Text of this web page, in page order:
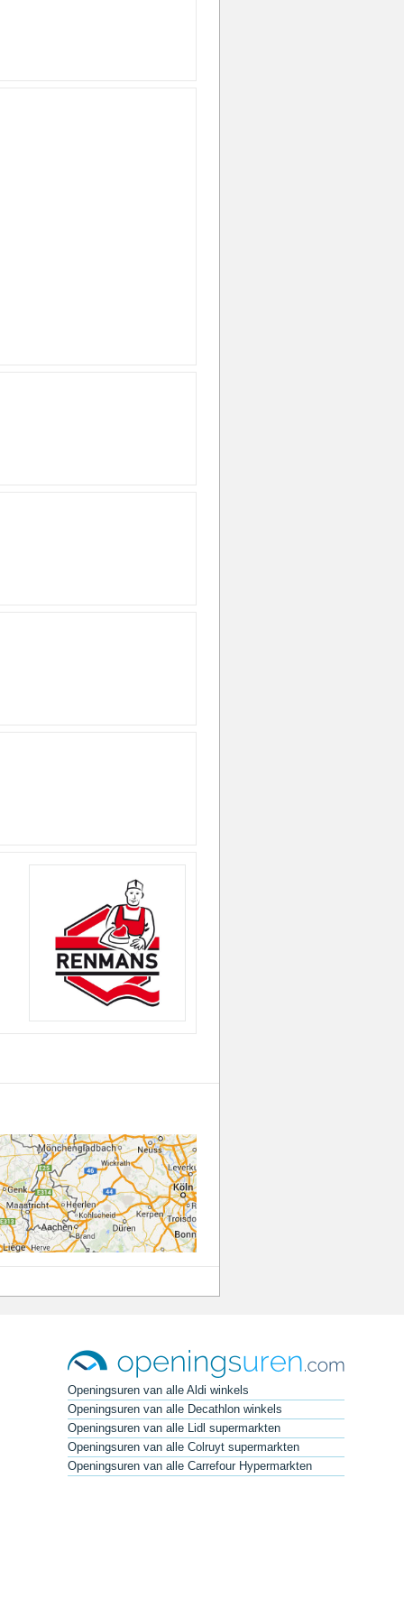
Openingsuren van alle Aldi winkels
Openingsuren van alle Decathlon winkels
Openingsuren van alle Lidl supermarkten
Openingsuren van alle Colruyt supermarkten
Openingsuren van alle Carrefour Hypermarkten